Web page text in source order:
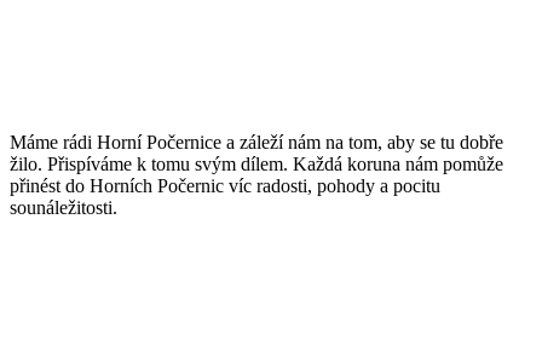
Máme rádi Horní Počernice a záleží nám na tom, aby se tu dobře
žilo. Přispíváme k tomu svým dílem. Každá koruna nám pomůže
přinést do Horních Počernic víc radosti, pohody a pocitu
sounáležitosti.